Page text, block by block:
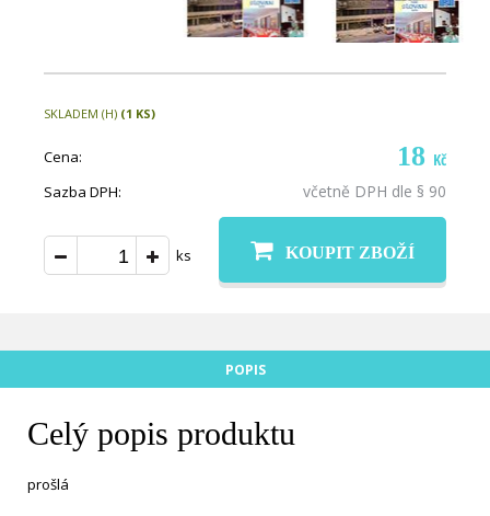
SKLADEM (H) (1 KS)
Cena: 18 Kč
Sazba DPH: včetně DPH dle § 90
ks KOUPIT ZBOŽÍ
POPIS
Celý popis produktu
prošlá